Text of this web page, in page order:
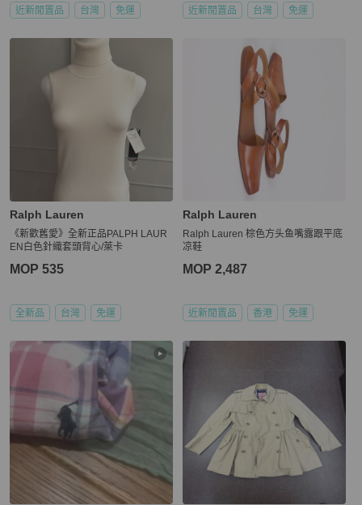
近新閒置品 台灣 免運 近新閒置品 台灣 免運
Ralph Lauren
《新歡舊愛》全新正品PALPH LAUR
EN白色針織套頭背心/萊卡
MOP 535
全新品 台灣 免運
Ralph Lauren
Ralph Lauren 棕色方头鱼嘴露跟平底
凉鞋
MOP 2,487
近新閒置品 香港 免運